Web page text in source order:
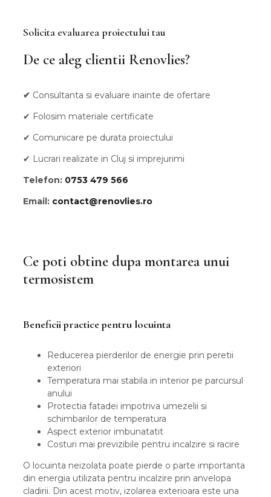
Solicita evaluarea proiectului tau
De ce aleg clientii Renovlies?
✔ Consultanta si evaluare inainte de ofertare
✔ Folosim materiale certificate
✔ Comunicare pe durata proiectului
✔ Lucrari realizate in Cluj si imprejurimi
Telefon: 0753 479 566
Email: contact@renovlies.ro
Ce poti obtine dupa montarea unui
termosistem
Beneficii practice pentru locuinta
Reducerea pierderilor de energie prin peretii
exteriori
Temperatura mai stabila in interior pe parcursul
anului
Protectia fatadei impotriva umezelii si
schimbarilor de temperatura
Aspect exterior imbunatatit
Costuri mai previzibile pentru incalzire si racire
O locuinta neizolata poate pierde o parte importanta
din energia utilizata pentru incalzire prin anvelopa
cladirii. Din acest motiv, izolarea exterioara este una